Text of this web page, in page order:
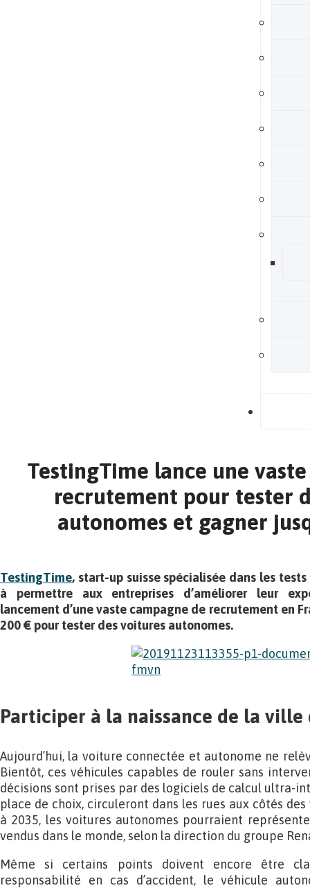
TestingTime lance une
recrutement pour tester
autonomes et gagner
TestingTime, start-up suisse spécialisée dans les
à permettre aux entreprises d’améliorer leur
lancement d’une vaste campagne de recrutement en
200 € pour tester des voitures autonomes.
Participer à la naissance de la
Aujourd’hui, la voiture connectée et autonome ne
Bientôt, ces véhicules capables de rouler sans
décisions sont prises par des logiciels de calcul ultra-
place de choix, circuleront dans les rues aux côtés
à 2035, les voitures autonomes pourraient
vendus dans le monde, selon la direction du groupe
Même si certains points doivent encore être
responsabilité en cas d’accident, le véhicule